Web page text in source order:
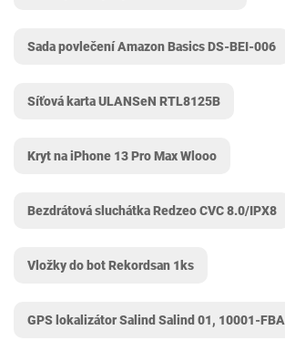
Sada povlečení Amazon Basics DS-BEI-006
Síťová karta ULANSeN RTL8125B
Kryt na iPhone 13 Pro Max Wlooo
Bezdrátová sluchátka Redzeo CVC 8.0/IPX8
Vložky do bot Rekordsan 1ks
GPS lokalizátor Salind Salind 01, 10001-FBA